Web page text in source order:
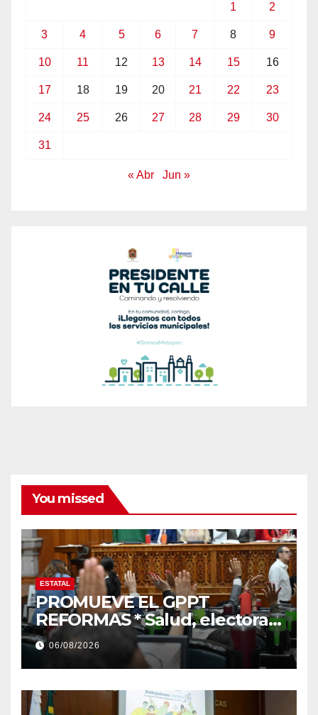
1 2
3 4 5 6 7 8 9
10 11 12 13 14 15 16
17 18 19 20 21 22 23
24 25 26 27 28 29 30
31
« Abr Jun »
You missed
ESTATAL
PROMUEVE EL GPPT
REFORMAS * Salud, electoral
y justicia, de las principales
06/08/2026